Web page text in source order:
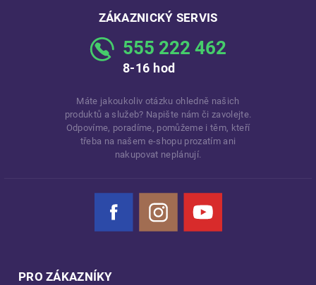
ZÁKAZNICKÝ SERVIS
555 222 462
8-16 hod
Máte jakoukoliv otázku ohledně našich
produktů a služeb? Napište nám či zavolejte.
Odpovíme, poradíme, pomůžeme i těm, kteří
třeba na našem e-shopu prozatím ani
nakupovat neplánují.
Facebook Instagram YouTube
PRO ZÁKAZNÍKY